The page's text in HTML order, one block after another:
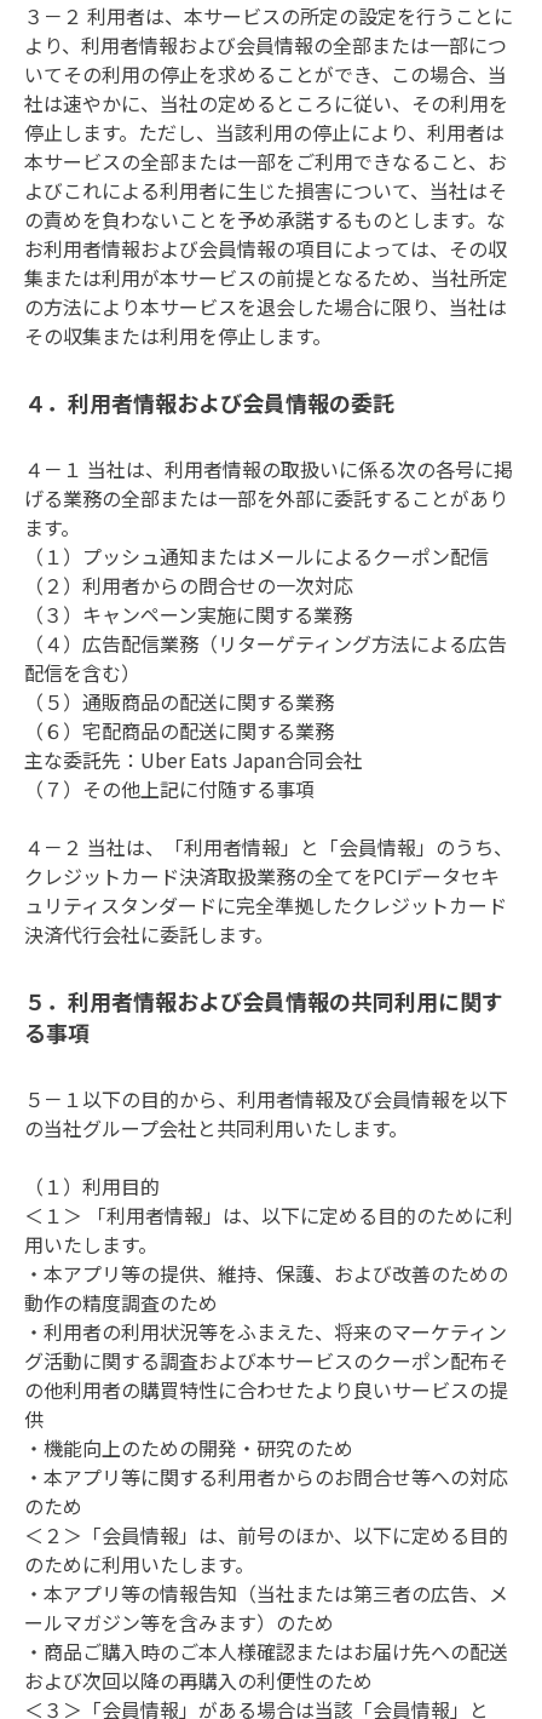
３－２ 利用者は、本サービスの所定の設定を行うことに
より、利用者情報および会員情報の全部または一部につ
いてその利用の停止を求めることができ、この場合、当
社は速やかに、当社の定めるところに従い、その利用を
停止します。ただし、当該利用の停止により、利用者は
本サービスの全部または一部をご利用できなること、お
よびこれによる利用者に生じた損害について、当社はそ
の責めを負わないことを予め承諾するものとします。な
お利用者情報および会員情報の項目によっては、その収
集または利用が本サービスの前提となるため、当社所定
の方法により本サービスを退会した場合に限り、当社は
その収集または利用を停止します。
４．利用者情報および会員情報の委託
４－１ 当社は、利用者情報の取扱いに係る次の各号に掲
げる業務の全部または一部を外部に委託することがあり
ます。
（１）プッシュ通知またはメールによるクーポン配信
（２）利用者からの問合せの一次対応
（３）キャンペーン実施に関する業務
（４）広告配信業務（リターゲティング方法による広告
配信を含む）
（５）通販商品の配送に関する業務
（６）宅配商品の配送に関する業務
主な委託先：Uber Eats Japan合同会社
（７）その他上記に付随する事項
４－２ 当社は、「利用者情報」と「会員情報」のうち、
クレジットカード決済取扱業務の全てをPCIデータセキ
ュリティスタンダードに完全準拠したクレジットカード
決済代行会社に委託します。
５．利用者情報および会員情報の共同利用に関す
る事項
５－１以下の目的から、利用者情報及び会員情報を以下
の当社グループ会社と共同利用いたします。
（１）利用目的
＜１＞ 「利用者情報」は、以下に定める目的のために利
用いたします。
・本アプリ等の提供、維持、保護、および改善のための
動作の精度調査のため
・利用者の利用状況等をふまえた、将来のマーケティン
グ活動に関する調査および本サービスのクーポン配布そ
の他利用者の購買特性に合わせたより良いサービスの提
供
・機能向上のための開発・研究のため
・本アプリ等に関する利用者からのお問合せ等への対応
のため
＜２＞「会員情報」は、前号のほか、以下に定める目的
のために利用いたします。
・本アプリ等の情報告知（当社または第三者の広告、メ
ールマガジン等を含みます）のため
・商品ご購入時のご本人様確認またはお届け先への配送
および次回以降の再購入の利便性のため
＜３＞「会員情報」がある場合は当該「会員情報」と